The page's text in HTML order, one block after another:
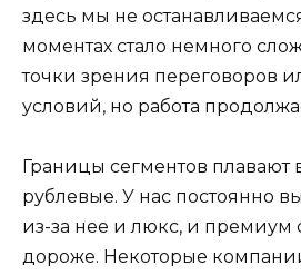
здесь мы не
моментах стало немного
точки зрения переговоров
условий, но работа
Границы сегментов плавают
рублевые. У нас постоянно
из-за нее и люкс, и премиум
дороже. Некоторые